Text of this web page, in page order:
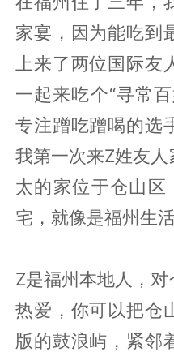
家宴，因为能吃到
上来了两位国际
一起来吃个“寻常
专注蹭吃蹭喝的选
我第一次来Z姓友
太的家位于仓山区
宅，就像是福州生活
Z是福州本地人，
热爱，你可以把仓
版的鼓浪屿，紧邻